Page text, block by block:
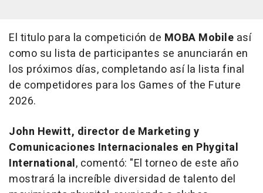
El titulo para la competición de MOBA Mobile así
como su lista de participantes se anunciarán en
los próximos días, completando así la lista final
de competidores para los Games of the Future
2026.
John Hewitt, director de Marketing y
Comunicaciones Internacionales en Phygital
International, comentó: "El torneo de este año
mostrará la increíble diversidad de talento del